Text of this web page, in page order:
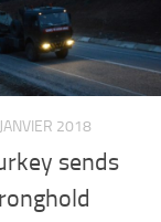
2018
sends